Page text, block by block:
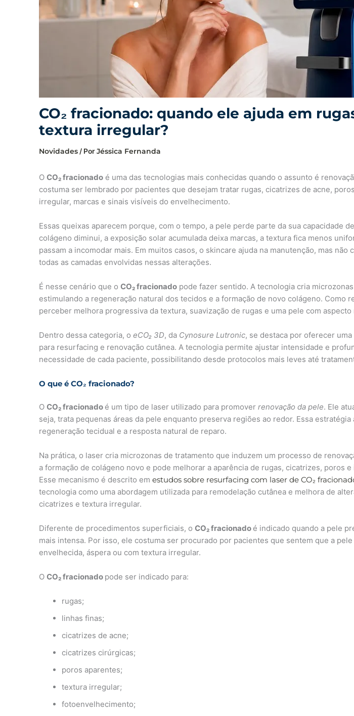
CO₂ fracionado: quando ele ajuda em
textura irregular?
Novidades / PorJéssica Fernanda
OCO₂ fracionado é uma das tecnologias mais conhecidas quando o assunto é
costuma ser lembrado por pacientes que desejam tratar rugas, cicatrizes de acne,
irregular, marcas e sinais visíveis do envelhecimento.
Essas queixas aparecem porque, com o tempo, a pele perde parte da sua capacidade
colágeno diminui, a exposição solar acumulada deixa marcas, a textura fica menos
passam a incomodar mais. Em muitos casos, o skincare ajuda na manutenção, mas não
todas as camadas envolvidas nessas alterações.
É nesse cenário que oCO₂ fracionado pode fazer sentido. A tecnologia cria
estimulando a regeneração natural dos tecidos e a formação de novo colágeno. Como
perceber melhora progressiva da textura, suavização de rugas e uma pele com aspecto
Dentro dessa categoria, oeCO₂ 3D, da Cynosure Lutronic, se destaca por oferecer
para resurfacing e renovação cutânea. A tecnologia permite ajustar intensidade e
necessidade de cada paciente, possibilitando desde protocolos mais leves até
O que é CO₂ fracionado?
OCO₂ fracionado é um tipo de laser utilizado para promoverrenovação da pele. Ele
seja, trata pequenas áreas da pele enquanto preserva regiões ao redor. Essa estratégia
regeneração tecidual e a resposta natural de reparo.
Na prática, o laser cria microzonas de tratamento que induzem um processo de
a formação de colágeno novo e pode melhorar a aparência de rugas, cicatrizes, poros
Esse mecanismo é descrito emestudos sobre resurfacing com laser de CO₂
tecnologia como uma abordagem utilizada para remodelação cutânea e melhora de
cicatrizes e textura irregular.
Diferente de procedimentos superficiais, oCO₂ fracionado é indicado quando a pele
mais intensa. Por isso, ele costuma ser procurado por pacientes que sentem que a pele
envelhecida, áspera ou com textura irregular.
OCO₂ fracionado pode ser indicado para:
rugas;
linhas finas;
cicatrizes de acne;
cicatrizes cirúrgicas;
poros aparentes;
textura irregular;
fotoenvelhecimento;